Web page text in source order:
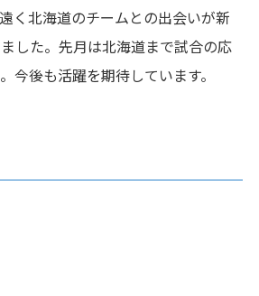
く北海道のチームとの出会いが新
した。先月は北海道まで試合の応
今後も活躍を期待しています。